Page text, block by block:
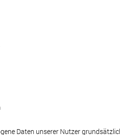
Daten unserer Nutzer